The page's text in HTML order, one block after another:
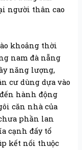
người thân cao
khoảng thời
nam đà nẵng
năng lượng,
cư dùng dựa vào
hành động
căn nhà của
phần lan
cạnh đấy tổ
kết nối thuộc